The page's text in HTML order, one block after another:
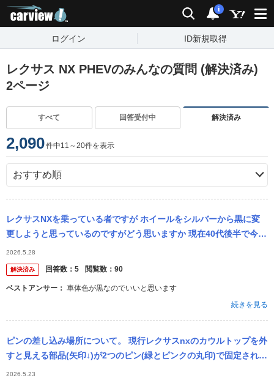
検索 通知
i
ログイン ID新規取得
レクサス NX PHEVのみんなの質問 (解決済み)
2ページ
すべて 回答受付中 解決済み
2,090件中11～20件を表示
レクサスNXを乗っている者ですが ホイールをシルバーから黒に変
更しようと思っているのですがどう思いますか 現在40代後半で今ま
でシルバーしか履いたことなく、車体はブラック系です。 アドバイ
ス、...
2026.5.28
解決済み 回答数： 5 閲覧数： 90
ベストアンサー： 車体色が黒なのでいいと思います
続きを見る
ピンの差し込み場所について。 現行レクサスnxのカウルトップを外
すと見える部品(矢印↓)が2つのピン(緑とピンクの丸印)で固定されて
います。この部品にはフロントガラスのデアイサー用熱線に繋がる
2026.5.23